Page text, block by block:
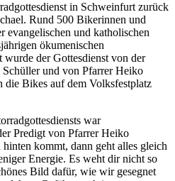
in Schweinfurt zurück
Rund 500 Bikerinnen und
und katholischen
ökumenischen
wurde der Gottesdienst von der
und von Pfarrer Heiko
Bikes auf dem Volksfestplatz
war
Predigt von Pfarrer Heiko
kommt, dann geht alles gleich
Energie. Es weht dir nicht so
Bild dafür, wie wir gesegnet